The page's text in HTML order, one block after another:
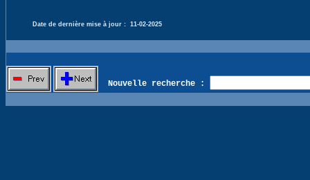
Date de dernière mise à jour : 11-02-2025
Nouvelle recherche :